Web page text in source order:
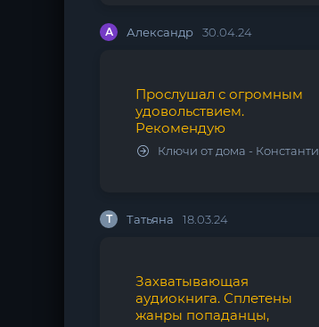
А Александр 30.04.24
Прослушал с огромным
удовольствием.
Рекомендую
Ключи от дома - Константин Калбазов
Т Татьяна 18.03.24
Захватывающая
аудиокнига. Сплетены
жанры попаданцы,